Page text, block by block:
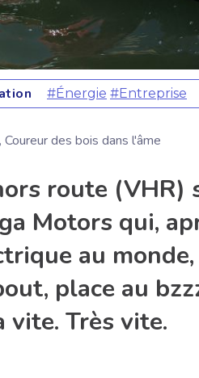
#Énergie #Entreprise
, Coureur des bois dans l'âme
route (VHR)
Motors qui,
au monde,
place au
vite. Très vite.